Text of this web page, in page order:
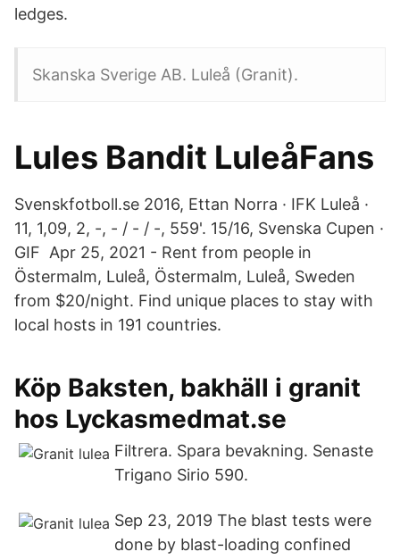
ledges.
Skanska Sverige AB. Luleå (Granit).
Lules Bandit LuleåFans
Svenskfotboll.se 2016, Ettan Norra · IFK Luleå ·
11, 1,09, 2, -, - / - / -, 559'. 15/16, Svenska Cupen ·
GIF Apr 25, 2021 - Rent from people in
Östermalm, Luleå, Östermalm, Luleå, Sweden
from $20/night. Find unique places to stay with
local hosts in 191 countries.
Köp Baksten, bakhäll i granit
hos Lyckasmedmat.se
Filtrera. Spara bevakning. Senaste
Trigano Sirio 590.
Sep 23, 2019 The blast tests were
done by blast-loading confined